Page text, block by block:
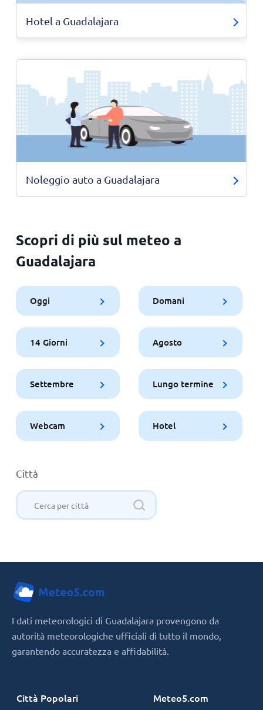
Hotel a Guadalajara
Noleggio auto a Guadalajara
Scopri di più sul meteo a
Guadalajara
Oggi Domani
14 Giorni Agosto
Settembre Lungo termine
Webcam Hotel
Città
I dati meteorologici di Guadalajara provengono da
autorità meteorologiche ufficiali di tutto il mondo,
garantendo accuratezza e affidabilità.
Città Popolari Meteo5.com